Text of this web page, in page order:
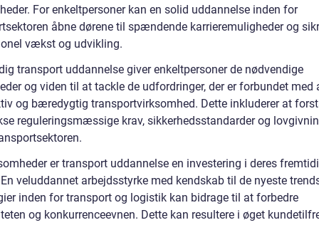
For enkeltpersoner kan en solid uddannelse inden for
åbne dørene til spændende karrieremuligheder og
vækst og udvikling.
transport uddannelse giver enkeltpersoner de nødvendige
og viden til at tackle de udfordringer, der er forbundet med
og bæredygtig transportvirksomhed. Dette inkluderer at
reguleringsmæssige krav, sikkerhedsstandarder og
er transport uddannelse en investering i deres
veluddannet arbejdsstyrke med kendskab til de nyeste
inden for transport og logistik kan bidrage til at forbedre
og konkurrenceevnen. Dette kan resultere i øget